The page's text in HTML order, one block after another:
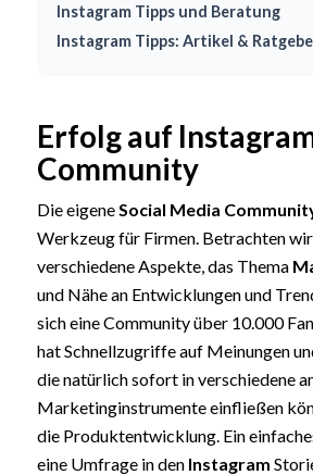
Instagram Tipps und Beratung
Instagram Tipps: Artikel &
Erfolg auf
Community
Die eigeneSocial Media
Werkzeug für Firmen. Betrachten
verschiedene Aspekte, das Thema
und Nähe an Entwicklungen und
sich eine Community über 10.000
hat Schnellzugriffe auf Meinungen
die natürlich sofort in verschiedene
Marketinginstrumente einfließen
die Produktentwicklung. Ein
eine Umfrage in den Instagram